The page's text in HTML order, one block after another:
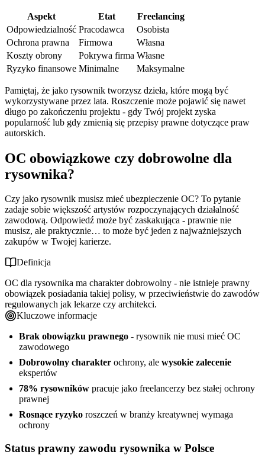
Aspekt Etat
Freelancing
Odpowiedzialność Pracodawca
Osobista
Ochrona prawna
Firmowa
Własna
Koszty obrony
Pokrywa firma Własne
Ryzyko finansowe Minimalne Maksymalne
Pamiętaj, że jako rysownik tworzysz dzieła, które mogą być
wykorzystywane przez lata. Roszczenie może pojawić się nawet
długo po zakończeniu projektu - gdy Twój projekt zyska
popularność lub gdy zmienią się przepisy prawne dotyczące praw
autorskich.
OC obowiązkowe czy dobrowolne dla
rysownika?
Czy jako rysownik musisz mieć ubezpieczenie OC? To pytanie
zadaje sobie większość artystów rozpoczynających działalność
zawodową. Odpowiedź może być zaskakująca - prawnie nie
musisz, ale praktycznie… to może być jeden z najważniejszych
zakupów w Twojej karierze.
Definicja
OC dla rysownika ma charakter dobrowolny - nie istnieje prawny
obowiązek posiadania takiej polisy, w przeciwieństwie do zawodów
regulowanych jak lekarze czy architekci.
Kluczowe informacje
Brak obowiązku prawnego - rysownik nie musi mieć OC
zawodowego
Dobrowolny charakter ochrony, ale wysokie zalecenie
ekspertów
78% rysowników pracuje jako freelancerzy bez stałej ochrony
prawnej
Rosnące ryzyko roszczeń w branży kreatywnej wymaga
ochrony
Status prawny zawodu rysownika w Polsce